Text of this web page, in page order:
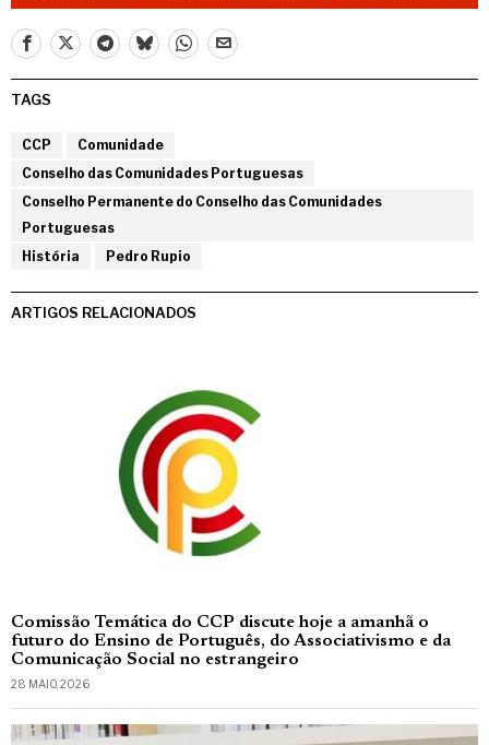
TAGS
CCP
Comunidade
Conselho das Comunidades Portuguesas
Conselho Permanente do Conselho das Comunidades
Portuguesas
História
Pedro Rupio
ARTIGOS RELACIONADOS
Comissão Temática do CCP discute hoje a amanhã o
futuro do Ensino de Português, do Associativismo e da
Comunicação Social no estrangeiro
28 MAIO, 2026